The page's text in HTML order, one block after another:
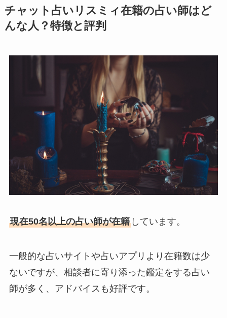
チャット占いリスミィ在籍の占い師はど
んな人？特徴と評判
現在50名以上の占い師が在籍しています。
一般的な占いサイトや占いアプリより在籍数は少
ないですが、相談者に寄り添った鑑定をする占い
師が多く、アドバイスも好評です。